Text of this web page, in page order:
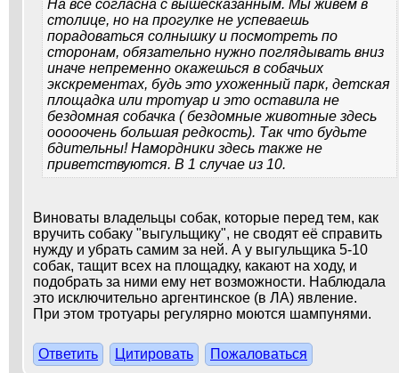
На все согласна с вышесказанным. Мы живём в
столице, но на прогулке не успеваешь
порадоваться солнышку и посмотреть по
сторонам, обязательно нужно поглядывать вниз
иначе непременно окажешься в собачьих
экскрементах, будь это ухоженный парк, детская
площадка или тротуар и это оставила не
бездомная собачка ( бездомные животные здесь
ооооочень большая редкость). Так что будьте
бдительны! Намордники здесь также не
приветствуются. В 1 случае из 10.
Виноваты владельцы собак, которые перед тем, как
вручить собаку "выгульщику", не сводят её справить
нужду и убрать самим за ней. А у выгульщика 5-10
собак, тащит всех на площадку, какают на ходу, и
подобрать за ними ему нет возможности. Наблюдала
это исключительно аргентинское (в ЛА) явление.
При этом тротуары регулярно моются шампунями.
Ответить Цитировать Пожаловаться